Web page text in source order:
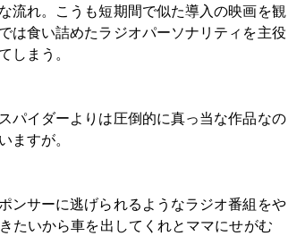
流れ。こうも短期間で似た導入の映画を観
は食い詰めたラジオパーソナリティを主役
しまう。
パイダーよりは圧倒的に真っ当な作品なの
ますが。
ンサーに逃げられるようなラジオ番組をや
たいから車を出してくれとママにせがむ